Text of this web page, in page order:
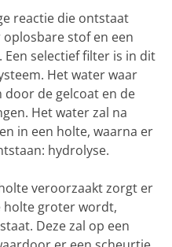
reactie die ontstaat
stof en een
selectief filter is in dit
Het water waar
door de gelcoat en de
Het water zal na
in een holte, waarna er
hydrolyse.
veroorzaakt zorgt er
holte groter wordt,
Deze zal op een